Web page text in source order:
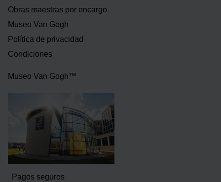
Obras maestras por encargo
Museo Van Gogh
Política de privacidad
Condiciones
Museo Van Gogh™
Pagos seguros